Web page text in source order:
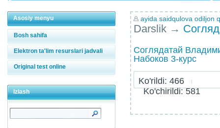
Asosiy menyu
Bosh sahifa
Elektron ta'lim resurslari jadvali
Original test online
Izlash
ayida saidqulova odiljon
Darslik →
Соглядатай
Набоков 3-курс
Ko'rildi: 466
Ko'chirildi: 581